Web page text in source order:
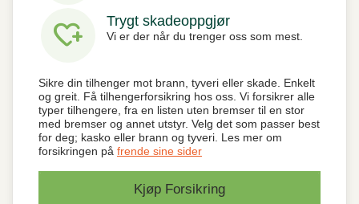
heart_plus Trygt skadeoppgjør
Vi er der når du trenger oss som mest.
Sikre din tilhenger mot brann, tyveri eller skade. Enkelt
og greit. Få tilhengerforsikring hos oss. Vi forsikrer alle
typer tilhengere, fra en listen uten bremser til en stor
med bremser og annet utstyr. Velg det som passer best
for deg; kasko eller brann og tyveri. Les mer om
forsikringen på frende sine sider
Kjøp Forsikring